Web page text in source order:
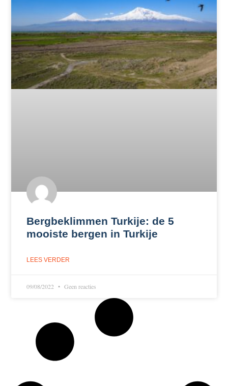
Bergbeklimmen Turkije: de 5
mooiste bergen in Turkije
LEES VERDER
09/08/2022 Geen reacties